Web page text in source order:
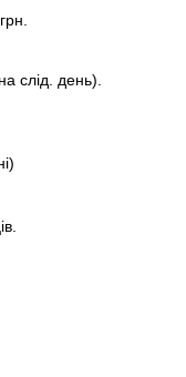
слід. день).